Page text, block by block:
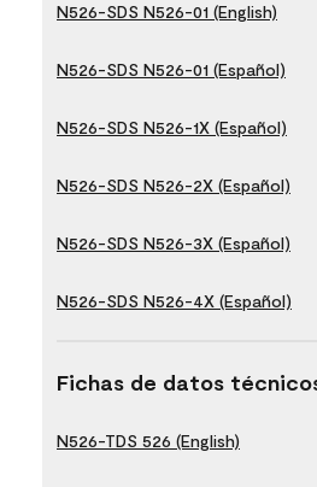
N526-SDS N526-01 (English)
N526-SDS N526-01 (Español)
N526-SDS N526-1X (Español)
N526-SDS N526-2X (Español)
N526-SDS N526-3X (Español)
N526-SDS N526-4X (Español)
Fichas de datos
N526-TDS 526 (English)